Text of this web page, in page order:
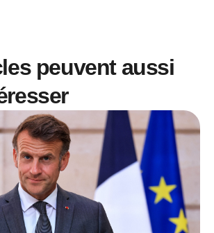
peuvent aussi